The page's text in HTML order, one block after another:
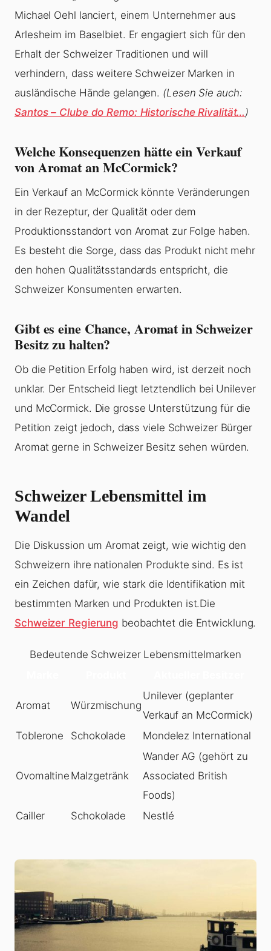
Michael Oehl lanciert, einem Unternehmer aus
Arlesheim im Baselbiet. Er engagiert sich für den
Erhalt der Schweizer Traditionen und will
verhindern, dass weitere Schweizer Marken in
ausländische Hände gelangen. (Lesen Sie auch:
Santos – Clube do Remo: Historische Rivalität…)
Welche Konsequenzen hätte ein Verkauf
von Aromat an McCormick?
Ein Verkauf an McCormick könnte Veränderungen
in der Rezeptur, der Qualität oder dem
Produktionsstandort von Aromat zur Folge haben.
Es besteht die Sorge, dass das Produkt nicht mehr
den hohen Qualitätsstandards entspricht, die
Schweizer Konsumenten erwarten.
Gibt es eine Chance, Aromat in Schweizer
Besitz zu halten?
Ob die Petition Erfolg haben wird, ist derzeit noch
unklar. Der Entscheid liegt letztendlich bei Unilever
und McCormick. Die grosse Unterstützung für die
Petition zeigt jedoch, dass viele Schweizer Bürger
Aromat gerne in Schweizer Besitz sehen würden.
Schweizer Lebensmittel im
Wandel
Die Diskussion um Aromat zeigt, wie wichtig den
Schweizern ihre nationalen Produkte sind. Es ist
ein Zeichen dafür, wie stark die Identifikation mit
bestimmten Marken und Produkten ist.Die
Schweizer Regierung beobachtet die Entwicklung.
Bedeutende Schweizer Lebensmittelmarken
Aromat Würzmischung
Unilever (geplanter
Verkauf an McCormick)
Toblerone
Schokolade Mondelez International
Ovomaltine Malzgetränk
Wander AG (gehört zu
Associated British
Foods)
Cailler
Schokolade Nestlé